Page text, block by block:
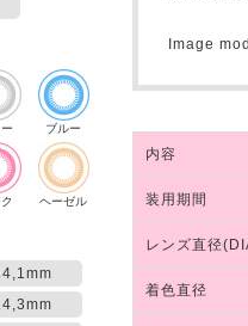
ブルー
ヘーゼル
Image
内容
装用期間
レンズ直径
着色直径